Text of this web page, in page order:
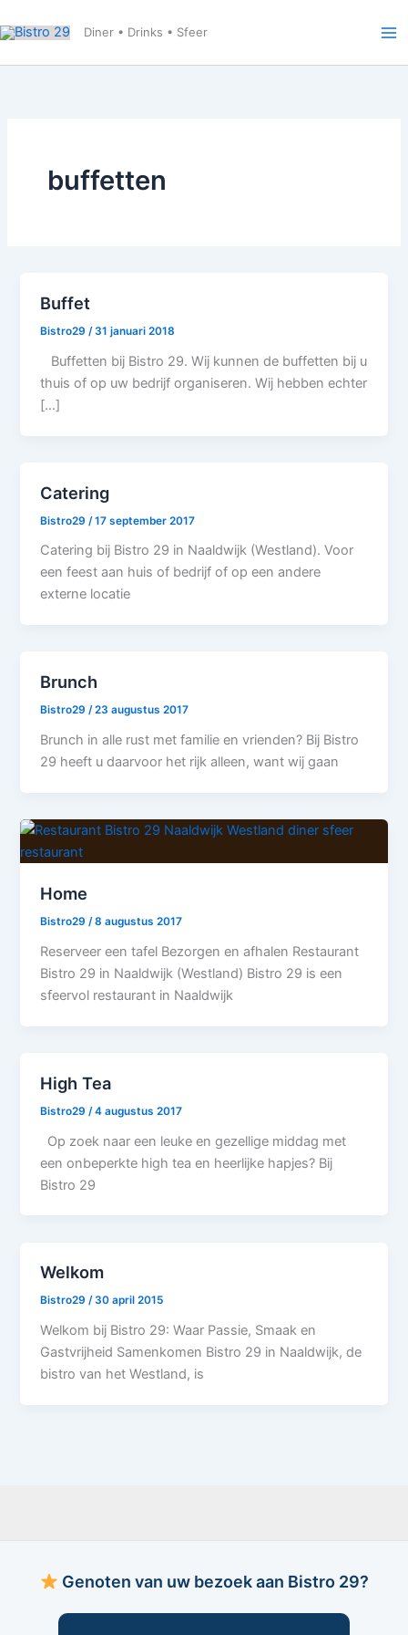
naar
Diner • Drinks • Sfeer
buffetten
Buffet
Bistro29/31 januari 2018
Buffetten bij Bistro 29. Wij kunnen de buffetten bij u
thuis of op uw bedrijf organiseren. Wij hebben echter
[…]
Catering
Bistro29 /17 september 2017
Catering bij Bistro 29 in Naaldwijk (Westland). Voor
een feest aan huis of bedrijf of op een andere
externe locatie
Brunch
Bistro29/23 augustus 2017
Brunch in alle rust met familie en vrienden? Bij Bistro
29 heeft u daarvoor het rijk alleen, want wij gaan
Home
Bistro29/8 augustus 2017
Reserveer een tafel Bezorgen en afhalen Restaurant
Bistro 29 in Naaldwijk (Westland) Bistro 29 is een
sfeervol restaurant in Naaldwijk
High Tea
Bistro29 /4 augustus 2017
Op zoek naar een leuke en gezellige middag met
een onbeperkte high tea en heerlijke hapjes? Bij
Bistro 29
Welkom
Bistro29/30 april 2015
Welkom bij Bistro 29: Waar Passie, Smaak en
Gastvrijheid Samenkomen Bistro 29 in Naaldwijk, de
bistro van het Westland, is
Genoten van uw bezoek aan Bistro 29?